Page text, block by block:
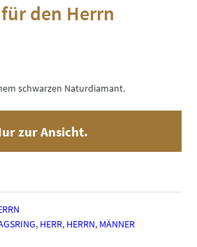
den Herrn
schwarzen Naturdiamant.
zur Ansicht.
, HERR, HERRN, MÄNNER